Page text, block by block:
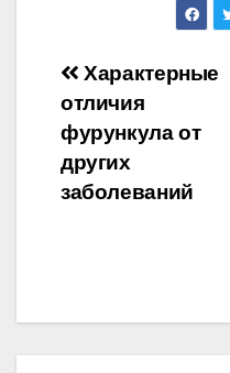
Навигация
по
записям
Характерные
отличия
фурункула от
других
заболеваний